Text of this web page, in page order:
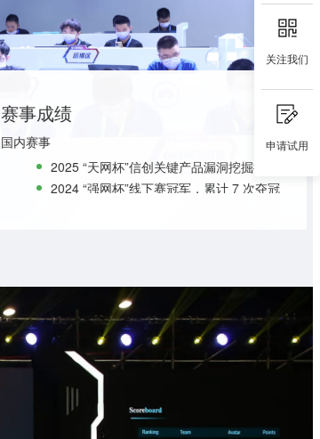
关注我们
申请试用
赛事成绩
国内赛事
2025 “天网杯”信创关键产品漏洞挖掘挑战赛荣获
2024 “强网杯”线下赛冠军，累计 7 次夺冠
2017 世界黑客大赛 Pwn2Own 第三名
2016 DEFCON CTF 全球总决赛第二名